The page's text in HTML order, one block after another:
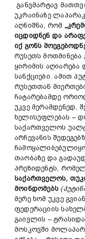
განვმარტავ
უკრაინაზე
აღნიშნა, რომ
იცდიდნენ და
იქ გონს მოეგებო
რუსეთს მოთმინება
ყირიმის აღიარება
სანქციები. ამით
რუსეთთან
ჩატარებამდე
უკვე მერამდენედ,
ხელისუფლებას –
საქართველოს
არჩევანის
თაობაზე და
პრეზიდენტს,
საქართველოს,
მოინდომებს
მერე ხომ უკვე
ფედერაციის
გაივლის –
მოსკოვში